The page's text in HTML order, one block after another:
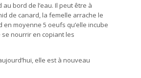
bord de l’eau. Il peut être à
de canard, la femelle arrache le
moyenne 5 oeufs qu’elle incube
nourrir en copiant les
elle est à nouveau